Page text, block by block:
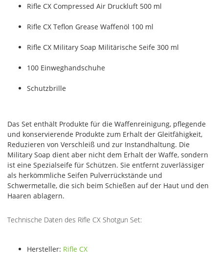
Rifle CX Compressed Air Druckluft 500 ml
Rifle CX Teflon Grease Waffenöl 100 ml
Rifle CX Military Soap Militärische Seife 300 ml
100 Einweghandschuhe
Schutzbrille
Das Set enthält Produkte für die Waffenreinigung, pflegende
und konservierende Produkte zum Erhalt der Gleitfähigkeit,
Reduzieren von Verschleiß und zur Instandhaltung. Die
Military Soap dient aber nicht dem Erhalt der Waffe, sondern
ist eine Spezialseife für Schützen. Sie entfernt zuverlässiger
als herkömmliche Seifen Pulverrückstände und
Schwermetalle, die sich beim Schießen auf der Haut und den
Haaren ablagern.
Technische Daten des Rifle CX Shotgun Set:
Hersteller: Rifle CX